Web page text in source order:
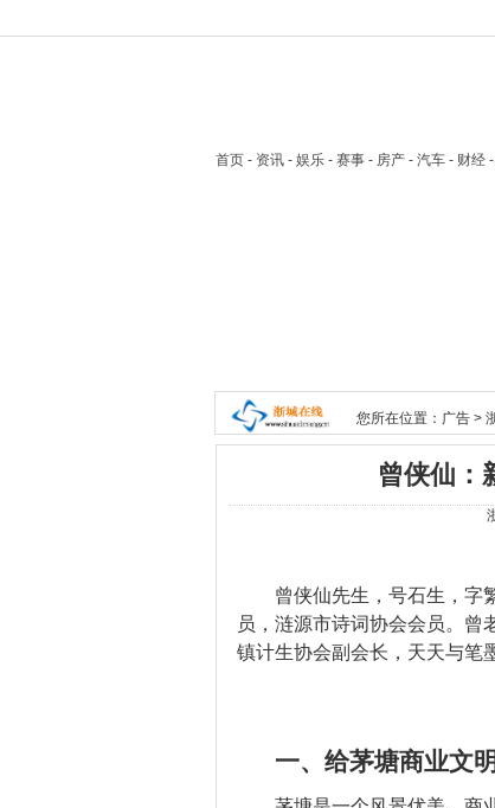
首页 - 资讯 - 娱乐 - 赛事 - 房产 - 汽车 - 财经
您所在位置： 广告 >
曾侠仙：
曾侠仙先生，号石生，字
员，涟源市诗词协会会员。曾
镇计生协会副会长，天天与笔
一、给茅塘商业文